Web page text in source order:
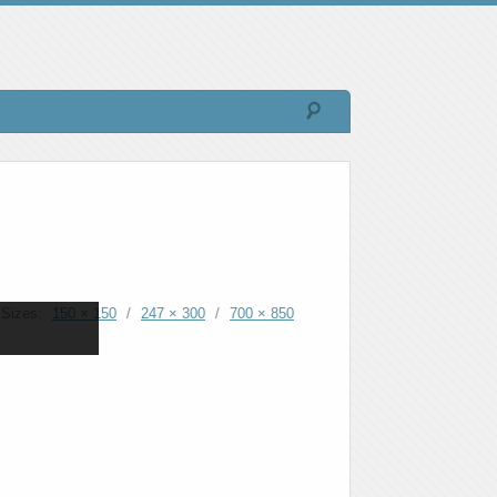
150 × 150 / 247 × 300 / 700 × 850